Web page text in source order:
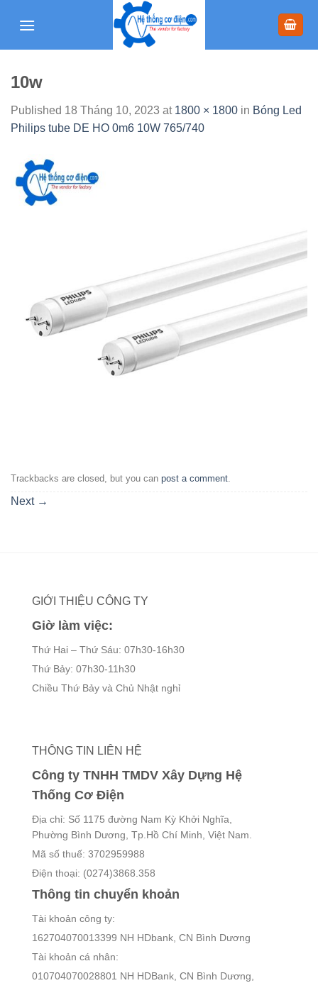
10w
Published 18 Tháng 10, 2023 at 1800 × 1800 in Bóng Led
Philips tube DE HO 0m6 10W 765/740
Trackbacks are closed, but you can post a comment.
Next →
GIỚI THIỆU CÔNG TY
Giờ làm việc:
Thứ Hai – Thứ Sáu: 07h30-16h30
Thứ Bảy: 07h30-11h30
Chiều Thứ Bảy và Chủ Nhật nghỉ
THÔNG TIN LIÊN HỆ
Công ty TNHH TMDV Xây Dựng Hệ
Thống Cơ Điện
Địa chỉ: Số 1175 đường Nam Kỳ Khởi Nghĩa,
Phường Bình Dương, Tp.Hồ Chí Minh, Việt Nam.
Mã số thuế: 3702959988
Điện thoại: (0274)3868.358
Thông tin chuyển khoản
Tài khoản công ty:
162704070013399 NH HDbank, CN Bình Dương
Tài khoản cá nhân:
010704070028801 NH HDBank, CN Bình Dương,